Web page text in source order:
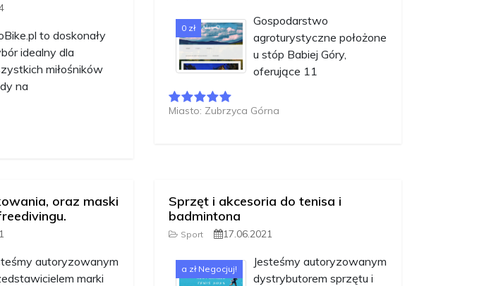
to doskonały
idealny dla
miłośników
na
0 zł
Gospodarstwo
agroturystyczne położone
u stóp Babiej Góry,
oferujące 11
Miasto: Zubrzyca Górna
oraz maski
autoryzowanym
marki
Sprzęt i akcesoria do tenisa i
badmintona
Sport 17.06.2021
a zł Negocjuj!
Jesteśmy autoryzowanym
dystrybutorem sprzętu i